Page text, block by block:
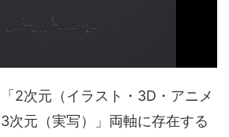
2次元（イラスト・3D・アニメ
次元（実写）」両軸に存在する